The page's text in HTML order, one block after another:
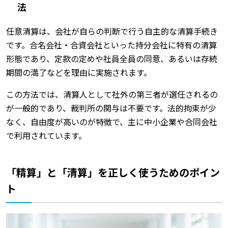
法
任意清算は、会社が自らの判断で行う自主的な清算手続き
です。合名会社・合資会社といった持分会社に特有の清算
形態であり、定款の定めや社員全員の同意、あるいは存続
期間の満了などを理由に実施されます。
この方法では、清算人として社外の第三者が選任されるの
が一般的であり、裁判所の関与は不要です。法的拘束が少
なく、自由度が高いのが特徴で、主に中小企業や合同会社
で利用されています。
「精算」と「清算」を正しく使うためのポイン
ト